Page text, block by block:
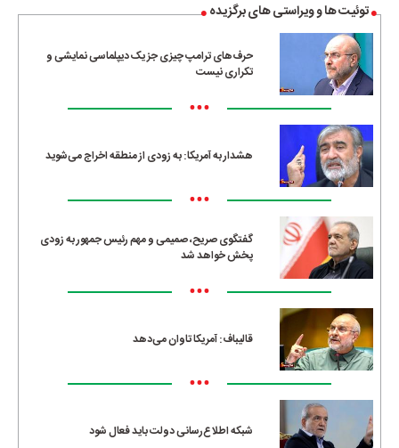
توئیت ها و ویراستی های برگزیده
حرف‌های ترامپ چیزی جز یک دیپلماسی نمایشی و
تکراری نیست
•••
هشدار به آمریکا: به زودی از منطقه اخراج می‌شوید
•••
گفتگوی صریح، صمیمی و مهم رئیس جمهور به زودی
پخش خواهد شد
•••
قالیباف: آمریکا تاوان می‌دهد
•••
شبکه اطلاع‌رسانی دولت باید فعال شود